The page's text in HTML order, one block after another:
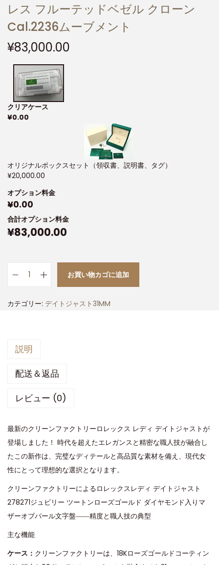
レス フルーテッドベゼル クローン
Cal.2236ムーブメント
¥83,000.00
クリアケース
¥0.00
オリジナルボックスセット（領収書、説明書、タグ）
¥20,000.00
オプション料金
¥0.00
合計オプション料金
¥83,000.00
お買い物カゴに追加
カテゴリー: デイトジャスト31MM
説明
配送＆返品
レビュー (0)
最新のクリーンファクトリーロレックス レディ デイトジャストが
登場しました！ 時代を超えたエレガンスと精密な職人技が融合し
たこの新作は、完璧なディテールと高品質な素材を備え、現代女
性にとって理想的な選択となります。
クリーンファクトリーによるロレックスレディ デイトジャスト
278271ジュビリー ツートンローズゴールド ダイヤモンド入りマ
ザーオブパール文字盤――精度と職人技の典型
主な機能
ケース： クリーンファクトリーは、18Kローズゴールドコーティン